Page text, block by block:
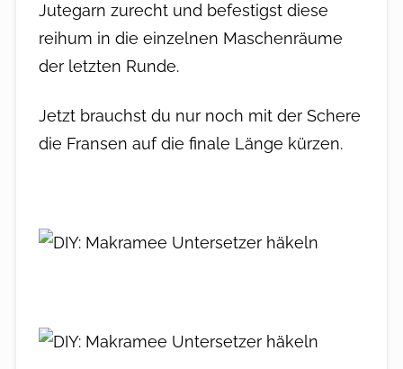
Jutegarn zurecht und befestigst diese
reihum in die einzelnen Maschenräume
der letzten Runde.
Jetzt brauchst du nur noch mit der Schere
die Fransen auf die finale Länge kürzen.